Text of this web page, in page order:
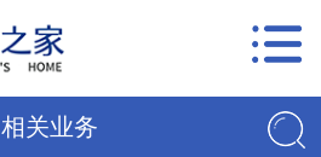
相关业务